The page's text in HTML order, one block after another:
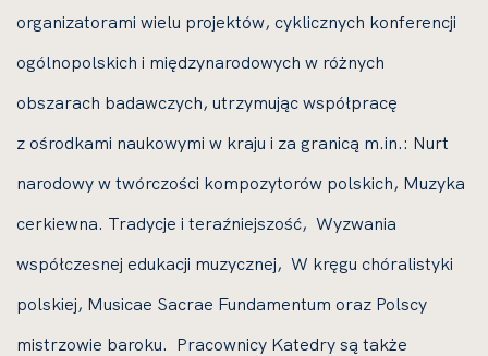
organizatorami wielu projektów, cyklicznych konferencji
ogólnopolskich i międzynarodowych w różnych
obszarach badawczych, utrzymując współpracę
z ośrodkami naukowymi w kraju i za granicą m.in.: Nurt
narodowy w twórczości kompozytorów polskich, Muzyka
cerkiewna. Tradycje i teraźniejszość, Wyzwania
współczesnej edukacji muzycznej, W kręgu chóralistyki
polskiej, Musicae Sacrae Fundamentum oraz Polscy
mistrzowie baroku. Pracownicy Katedry są także